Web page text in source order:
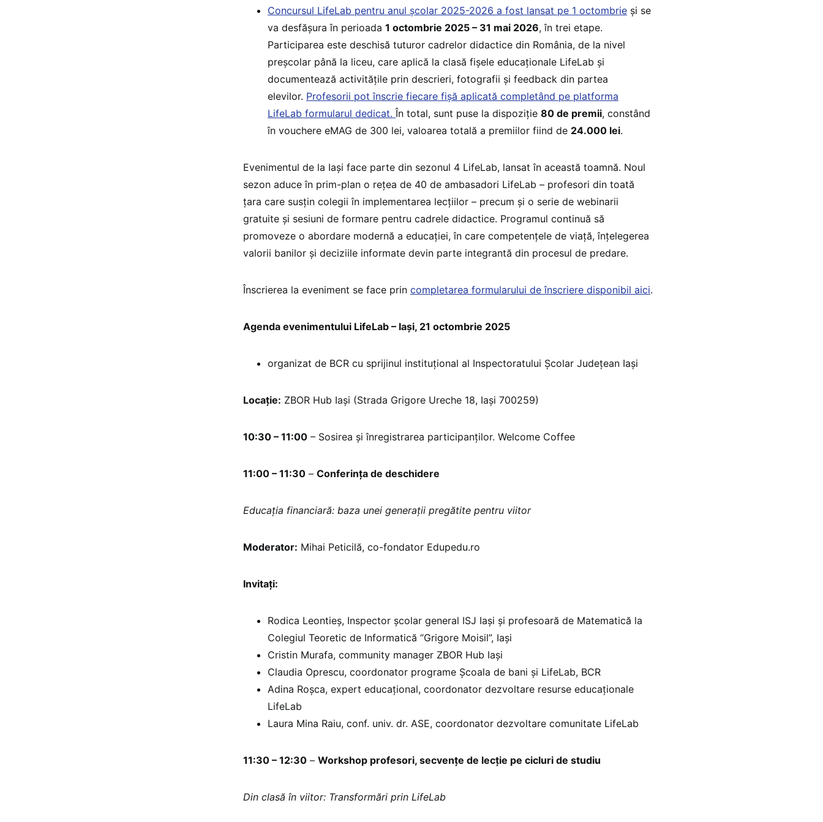
Concursul LifeLab pentru anul școlar 2025-2026 a fost lansat pe 1 octombrie și se
va desfășura în perioada 1 octombrie 2025 – 31 mai 2026, în trei etape.
Participarea este deschisă tuturor cadrelor didactice din România, de la nivel
preșcolar până la liceu, care aplică la clasă fișele educaționale LifeLab și
documentează activitățile prin descrieri, fotografii și feedback din partea
elevilor. Profesorii pot înscrie fiecare fișă aplicată completând pe platforma
LifeLab formularul dedicat. În total, sunt puse la dispoziție 80 de premii, constând
în vouchere eMAG de 300 lei, valoarea totală a premiilor fiind de 24.000 lei.
Evenimentul de la Iași face parte din sezonul 4 LifeLab, lansat în această toamnă. Noul
sezon aduce în prim-plan o rețea de 40 de ambasadori LifeLab – profesori din toată
țara care susțin colegii în implementarea lecțiilor – precum și o serie de webinarii
gratuite și sesiuni de formare pentru cadrele didactice. Programul continuă să
promoveze o abordare modernă a educației, în care competențele de viață, înțelegerea
valorii banilor și deciziile informate devin parte integrantă din procesul de predare.
Înscrierea la eveniment se face prin completarea formularului de înscriere disponibil aici.
Agenda evenimentului LifeLab – Iași, 21 octombrie 2025
organizat de BCR cu sprijinul instituțional al Inspectoratului Școlar Județean Iași
Locație: ZBOR Hub Iași (Strada Grigore Ureche 18, Iași 700259)
10:30 – 11:00 – Sosirea și înregistrarea participanților. Welcome Coffee
11:00 – 11:30 – Conferința de deschidere
Educația financiară: baza unei generații pregătite pentru viitor
Moderator: Mihai Peticilă, co-fondator Edupedu.ro
Invitați:
Rodica Leontieș, Inspector școlar general ISJ Iași și profesoară de Matematică la
Colegiul Teoretic de Informatică “Grigore Moisil”, Iași
Cristin Murafa, community manager ZBOR Hub Iași
Claudia Oprescu, coordonator programe Școala de bani și LifeLab, BCR
Adina Roșca, expert educațional, coordonator dezvoltare resurse educaționale
LifeLab
Laura Mina Raiu, conf. univ. dr. ASE, coordonator dezvoltare comunitate LifeLab
11:30 – 12:30 – Workshop profesori, secvențe de lecție pe cicluri de studiu
Din clasă în viitor: Transformări prin LifeLab